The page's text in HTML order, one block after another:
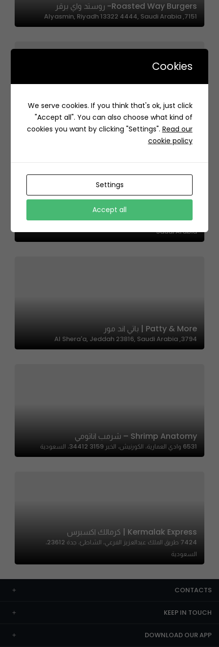
Roasted Way Burgers- روستد واي برقر
7151, Alyasmin, Riyadh 13322 4444, Saudi Arabia
Roma Restaurant – مطعم روما
2699 Shubah Ibn Al Hajjaj, Al Olaya, Riyadh 12241 6726,
Saudi Arabia
Al Rawaq Al Dimashhqi | الرواق الدمشقي
2507 حراء، As Salamah District, Jeddah 23525 7929,
Saudi Arabia
Patty & More | باتي اند مور
3794, Al Shera'a, Jeddah 23816, Saudi Arabia
Shrimp Anatomy – شرمب اناتومي
6531 وادي العمارية، الكورنيش، الخبر 34412 3159، السعودية
Kermalak Express | كرمالك اكسبرس
7424 طريق الملك عبدالعزيز الفرعي، الشاطئ، جدة 23612،
السعودية
CONTACTS
KEEP IN TOUCH
DOWNLOAD OUR APP
Cookies
We serve cookies. If you think that's ok, just click
"Accept all". You can also choose what kind of
cookies you want by clicking "Settings". Read our
cookie policy
Settings
Accept all